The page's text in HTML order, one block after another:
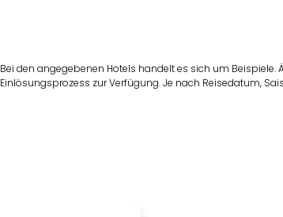
Bei den angegebenen Hotels handelt es sich um
Einlösungsprozess zur Verfügung. Je nach Reisedatum,